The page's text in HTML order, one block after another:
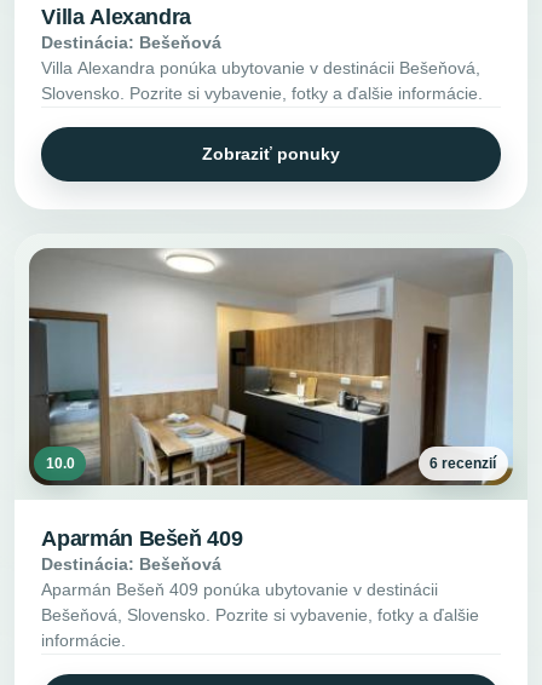
Villa Alexandra
Destinácia: Bešeňová
Villa Alexandra ponúka ubytovanie v destinácii Bešeňová,
Slovensko. Pozrite si vybavenie, fotky a ďalšie informácie.
Zobraziť ponuky
10.0 6 recenzií
Aparmán Bešeň 409
Destinácia: Bešeňová
Aparmán Bešeň 409 ponúka ubytovanie v destinácii
Bešeňová, Slovensko. Pozrite si vybavenie, fotky a ďalšie
informácie.